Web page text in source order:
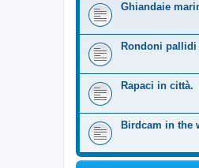
Ghiandaie
Rondoni pallidi
Rapaci in città.
Birdcam in the